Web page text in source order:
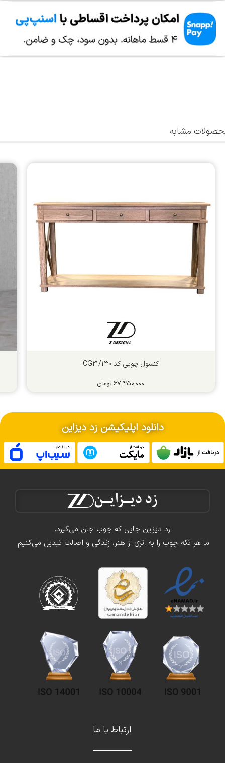
مشابه
کنسول چوبی کد CG21/130
۶۷,۴۵۰,۰۰۰ تومان
دانلود اپلیکیشن زد دیزاین
زد دیزاین جایی که چوب جان می‌گیرد.
ما هر تکه چوب را به اثری از هنر، زندگی و اصالت تبدیل می‌کنیم.
ارتباط با ما